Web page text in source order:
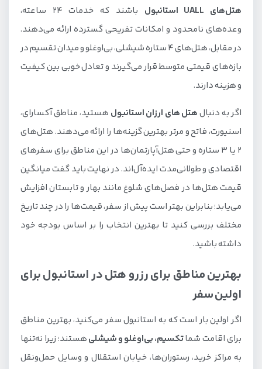
هتل‌های UALL استانبول
باشند که خدمات ۲۴ ساعته،
وعده‌های نامحدود و امکانات تفریحی گسترده ارائه می‌دهند.
در مقابل، هتل‌های ۴ ستاره شیشلی، بی‌اوغلو و میدان تقسیم در
بازه‌های قیمتی متوسط قرار می‌گیرند و تعادل خوبی بین کیفیت
و هزینه دارند.
اگر به دنبالهتل های ارزان استانبول هستید، مناطق آکسارای،
اسنیورت، فاتح و مرتر بهترین گزینه‌ها را ارائه می‌دهند. هتل‌های
۲ یا ۳ ستاره و حتی هتل‌آپارتمان‌ها در این مناطق برای سفرهای
اقتصادی و طولانی‌مدت ایده‌آل‌اند. در نهایت باید گفت میانگین
قیمت هتل‌ها در فصل‌های شلوغ مانند بهار و تابستان افزایش
می‌یابد؛ بنابراین بهتر است پیش از سفر، قیمت‌ها را در چند تاریخ
مختلف بررسی کنید تا بهترین انتخاب را بر اساس بودجه خود
داشته باشید.
بهترین مناطق برای رزرو هتل در استانبول برای
اولین سفر
اگر اولین بار است که به استانبول سفر می‌کنید، بهترین مناطق
برای اقامت شماتکسیم، بی‌اوغلو و شیشلیهستند؛ زیرا نه‌تنها
به مراکز خرید، رستوران‌ها، خیابان استقلال و وسایل حمل‌ونقل